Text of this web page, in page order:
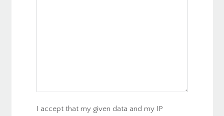
I accept that my given data and my IP